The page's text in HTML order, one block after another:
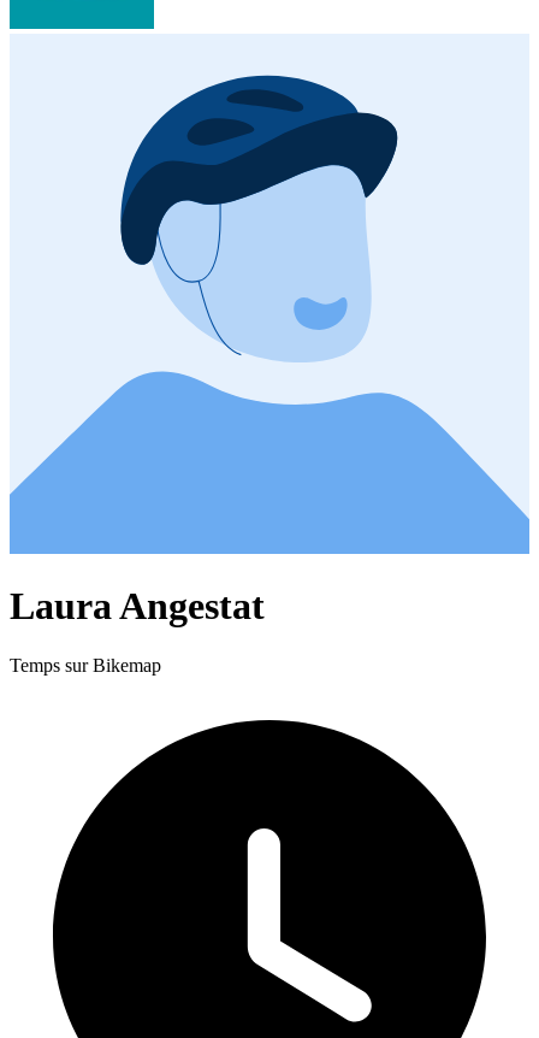
Laura Angestat
Temps sur Bikemap